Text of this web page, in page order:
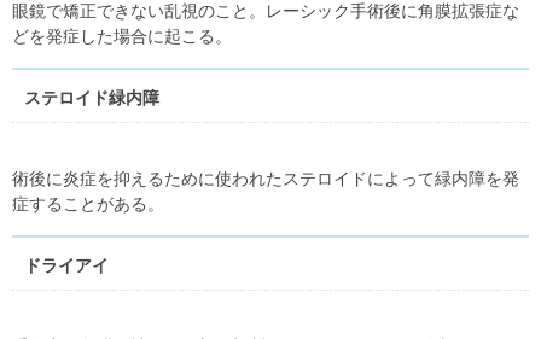
眼鏡で矯正できない乱視のこと。レーシック手術後に角膜拡張症な
どを発症した場合に起こる。
ステロイド緑内障
術後に炎症を抑えるために使われたステロイドによって緑内障を発
症することがある。
ドライアイ